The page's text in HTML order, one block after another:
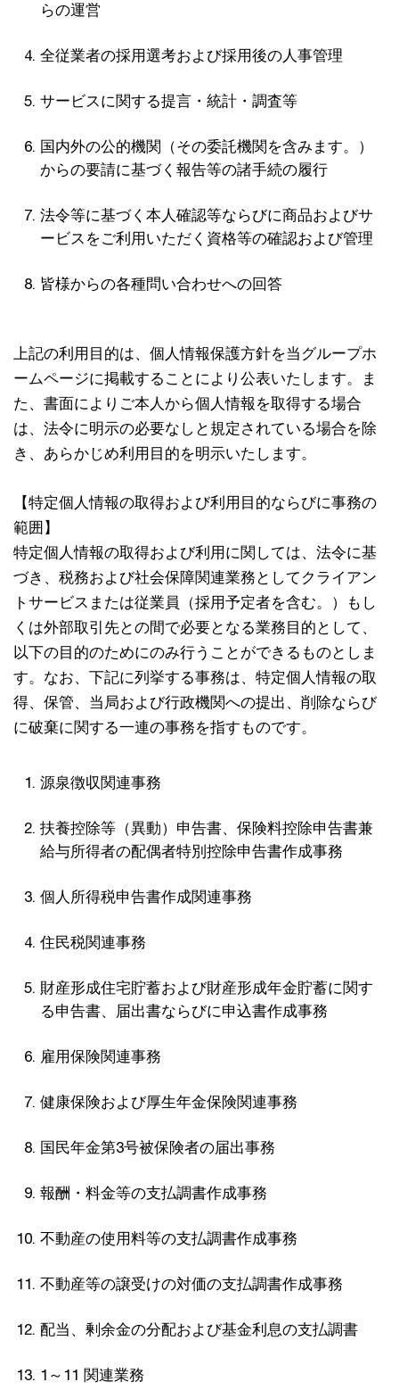
らの運営
全従業者の採用選考および採用後の人事管理
サービスに関する提言・統計・調査等
国内外の公的機関（その委託機関を含みます。）
からの要請に基づく報告等の諸手続の履行
法令等に基づく本人確認等ならびに商品およびサ
ービスをご利用いただく資格等の確認および管理
皆様からの各種問い合わせへの回答
上記の利用目的は、個人情報保護方針を当グループホ
ームページに掲載することにより公表いたします。ま
た、書面によりご本人から個人情報を取得する場合
は、法令に明示の必要なしと規定されている場合を除
き、あらかじめ利用目的を明示いたします。
【特定個人情報の取得および利用目的ならびに事務の
範囲】
特定個人情報の取得および利用に関しては、法令に基
づき、税務および社会保障関連業務としてクライアン
トサービスまたは従業員（採用予定者を含む。）もし
くは外部取引先との間で必要となる業務目的として、
以下の目的のためにのみ行うことができるものとしま
す。なお、下記に列挙する事務は、特定個人情報の取
得、保管、当局および行政機関への提出、削除ならび
に破棄に関する一連の事務を指すものです。
源泉徴収関連事務
扶養控除等（異動）申告書、保険料控除申告書兼
給与所得者の配偶者特別控除申告書作成事務
個人所得税申告書作成関連事務
住民税関連事務
財産形成住宅貯蓄および財産形成年金貯蓄に関す
る申告書、届出書ならびに申込書作成事務
雇用保険関連事務
健康保険および厚生年金保険関連事務
国民年金第3号被保険者の届出事務
報酬・料金等の支払調書作成事務
不動産の使用料等の支払調書作成事務
不動産等の譲受けの対価の支払調書作成事務
配当、剰余金の分配および基金利息の支払調書
1～11 関連業務